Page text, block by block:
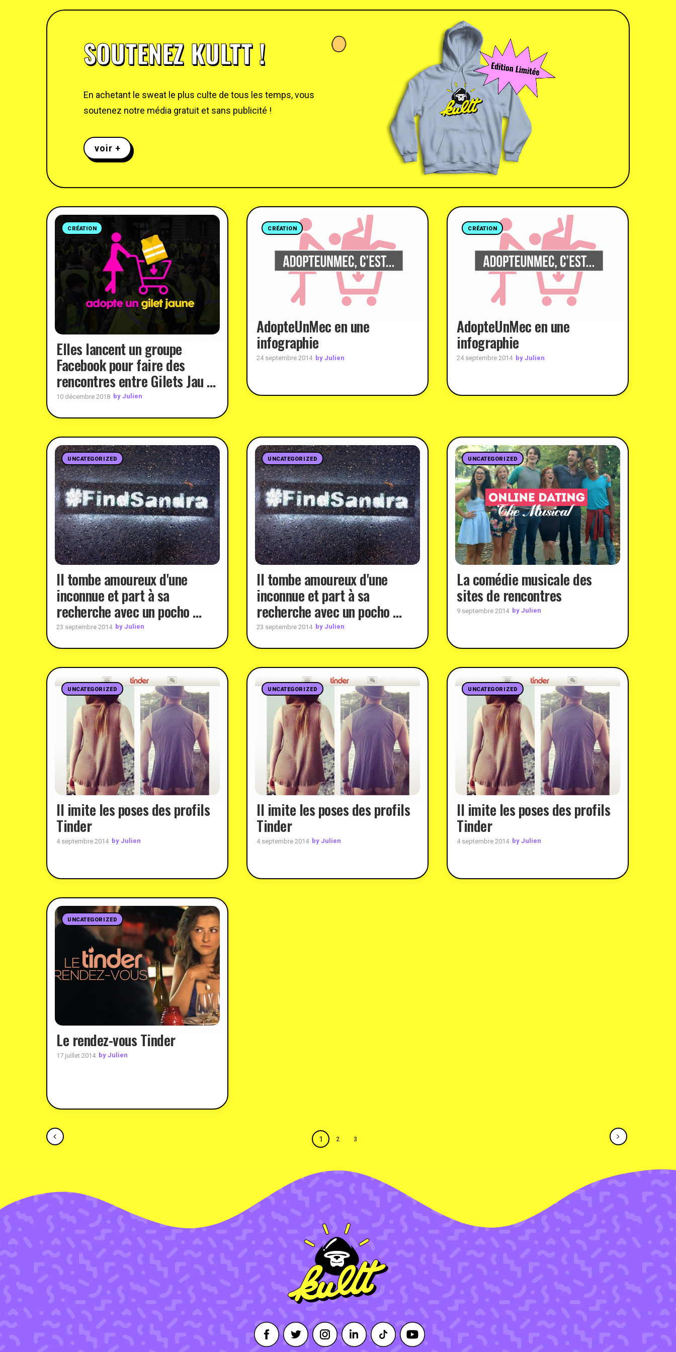
SOUTENEZ KULTT !
En achetant le sweat le plus culte de tous les temps, vous
soutenez notre média gratuit et sans publicité !
voir +
CRÉATION
Elles lancent un groupe
Facebook pour faire des
rencontres entre Gilets Jau …
10 décembre 2018 by Julien
CRÉATION
AdopteUnMec en une
infographie
24 septembre 2014 by Julien
CRÉATION
AdopteUnMec en une
infographie
24 septembre 2014 by Julien
UNCATEGORIZED
Il tombe amoureux d'une
inconnue et part à sa
recherche avec un pocho …
23 septembre 2014 by Julien
UNCATEGORIZED
Il tombe amoureux d'une
inconnue et part à sa
recherche avec un pocho …
23 septembre 2014 by Julien
UNCATEGORIZED
La comédie musicale des
sites de rencontres
9 septembre 2014 by Julien
UNCATEGORIZED
Il imite les poses des profils
Tinder
4 septembre 2014 by Julien
UNCATEGORIZED
Il imite les poses des profils
Tinder
4 septembre 2014 by Julien
UNCATEGORIZED
Il imite les poses des profils
Tinder
4 septembre 2014 by Julien
UNCATEGORIZED
Le rendez-vous Tinder
17 juillet 2014 by Julien
1 2 3